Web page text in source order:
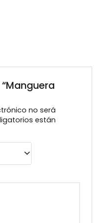
no será
están